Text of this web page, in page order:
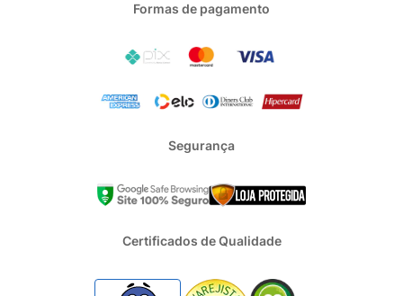
Formas de pagamento
Segurança
Certificados de Qualidade